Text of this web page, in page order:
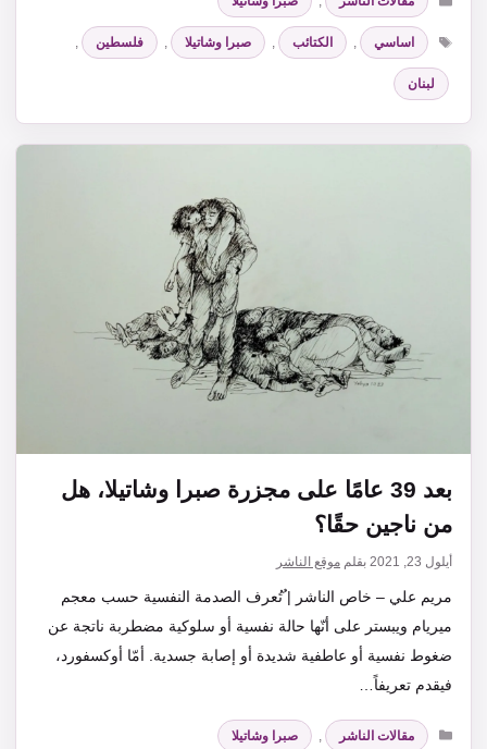
الوسوم
اساسي , الكتائب , صبرا وشاتيلا , فلسطين ,
لبنان
بعد 39 عامًا على مجزرة صبرا وشاتيلا، هل
من ناجين حقًا؟
أيلول 23, 2021 بقلم موقع الناشر
مريم علي – خاص الناشر | ُتُعرف الصدمة النفسية حسب معجم
ميريام ويبستر على أنّها حالة نفسية أو سلوكية مضطربة ناتجة عن
ضغوط نفسية أو عاطفية شديدة أو إصابة جسدية. أمّا أوكسفورد،
فيقدم تعريفاً…
التصنيفات
مقالات الناشر
صبرا وشاتيلا